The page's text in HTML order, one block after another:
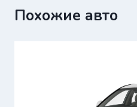
Похожие авто